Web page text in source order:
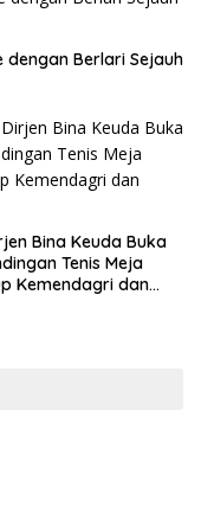
Berlari Sejauh
Bina Keuda Buka
Tenis Meja
Kemendagri dan